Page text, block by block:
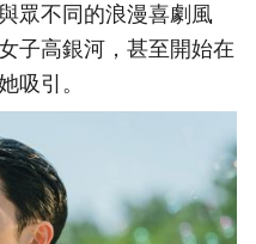
眾不同的浪漫喜劇風
子高銀河，甚至開始在
吸引。